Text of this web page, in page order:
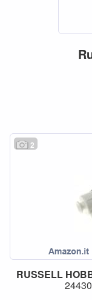
2
RUSSELL